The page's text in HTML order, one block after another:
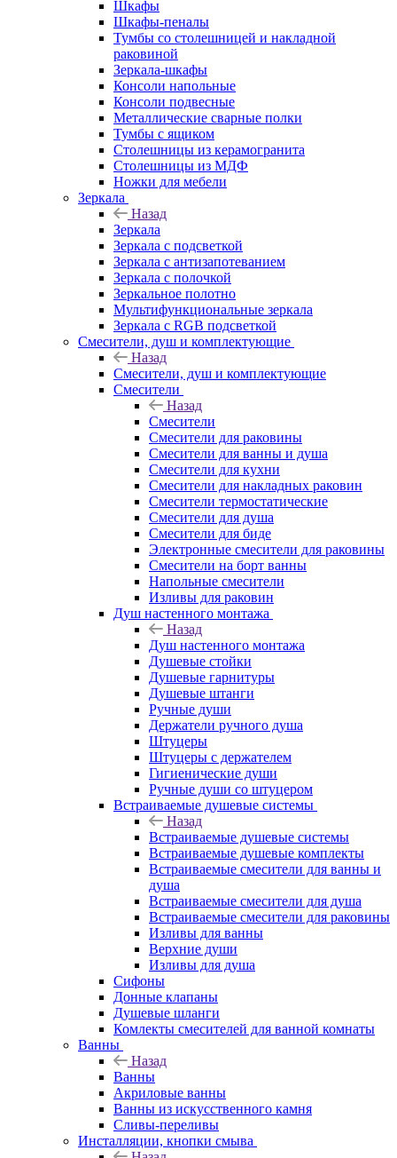
Шкафы
Шкафы-пеналы
Тумбы со столешницей и накладной
раковиной
Зеркала-шкафы
Консоли напольные
Консоли подвесные
Металлические сварные полки
Тумбы с ящиком
Столешницы из керамогранита
Столешницы из МДФ
Ножки для мебели
Зеркала
Назад
Зеркала
Зеркала с подсветкой
Зеркала с антизапотеванием
Зеркала с полочкой
Зеркальное полотно
Мультифункциональные зеркала
Зеркала c RGB подсветкой
Смесители, душ и комплектующие
Назад
Смесители, душ и комплектующие
Смесители
Назад
Смесители
Смесители для раковины
Смесители для ванны и душа
Смесители для кухни
Смесители для накладных раковин
Смесители термостатические
Смесители для душа
Смесители для биде
Электронные смесители для раковины
Смесители на борт ванны
Напольные смесители
Изливы для раковин
Душ настенного монтажа
Назад
Душ настенного монтажа
Душевые стойки
Душевые гарнитуры
Душевые штанги
Ручные души
Держатели ручного душа
Штуцеры
Штуцеры с держателем
Гигиенические души
Ручные души со штуцером
Встраиваемые душевые системы
Назад
Встраиваемые душевые системы
Встраиваемые душевые комплекты
Встраиваемые смесители для ванны и
душа
Встраиваемые смесители для душа
Встраиваемые смесители для раковины
Изливы для ванны
Верхние души
Изливы для душа
Сифоны
Донные клапаны
Душевые шланги
Комлекты смесителей для ванной комнаты
Ванны
Назад
Ванны
Акриловые ванны
Ванны из искусственного камня
Сливы-переливы
Инсталляции, кнопки смыва